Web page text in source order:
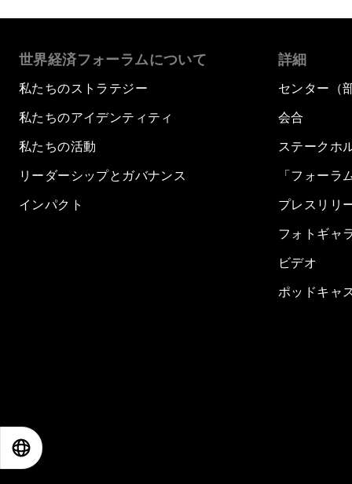
世界経済フォーラムについて
私たちのストラテジー
私たちのアイデンティティ
私たちの活動
リーダーシップとガバナンス
インパクト
詳細
センター（
会合
ステークホ
「フォーラ
プレスリリ
フォトギャ
ビデオ
ポッドキャ